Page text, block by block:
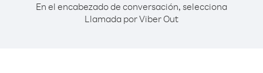
En el encabezado de conversación, selecciona
Llamada por Viber Out